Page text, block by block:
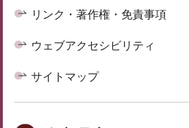
リンク・著作権・免責事項
ウェブアクセシビリティ
サイトマップ